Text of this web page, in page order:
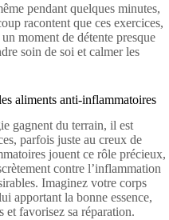
pendant quelques minutes,
racontent que ces exercices,
moment de détente presque
soin de soi et calmer les
aliments anti-inflammatoires
gagnent du terrain, il est
parfois juste au creux de
jouent ce rôle précieux,
contre l’inflammation
Imaginez votre corps
apportant la bonne essence,
et favorisez sa réparation.